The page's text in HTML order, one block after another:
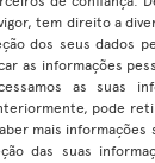
tem direito a
dos seus dados
as informações
as suas
pode
mais
das suas